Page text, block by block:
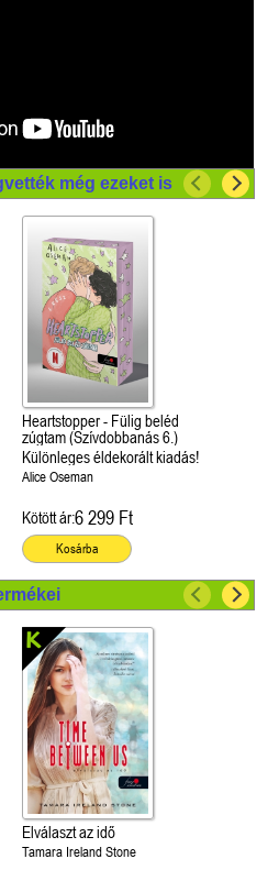
még ezeket is
Heartstopper - Fülig beléd
zúgtam (Szívdobbanás 6.)
Különleges éldekorált kiadás!
Alice Oseman
Kötött ár:6 299 Ft
Kosárba
Elválaszt az idő
Tamara Ireland Stone